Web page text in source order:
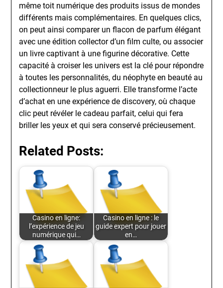
même toit numérique des produits issus de mondes
différents mais complémentaires. En quelques clics,
on peut ainsi comparer un flacon de parfum élégant
avec une édition collector d’un film culte, ou associer
un livre captivant à une figurine décorative. Cette
capacité à croiser les univers est la clé pour répondre
à toutes les personnalités, du néophyte en beauté au
collectionneur le plus aguerri. Elle transforme l’acte
d’achat en une expérience de discovery, où chaque
clic peut révéler le cadeau parfait, celui qui fera
briller les yeux et qui sera conservé précieusement.
Related Posts:
Casino en ligne:
l’expérience de jeu
numérique qui…
Casino en ligne : le
guide expert pour jouer
en…